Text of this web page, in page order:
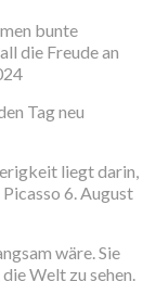
bunte
die Freude an
Tag neu
liegt darin,
6. August
wäre. Sie
Welt zu sehen.